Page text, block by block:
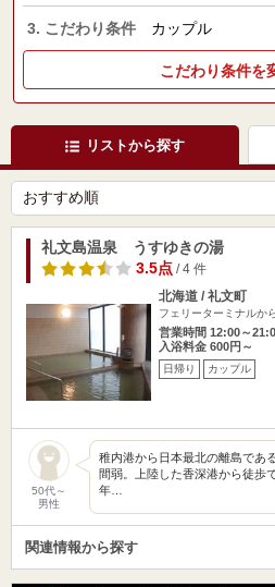
3. こだわり条件 カップル
こだわり条件を
リストから探す
礼文島温泉 うすゆきの湯
3.5点/ 4 件
北海道 / 礼文町
フェリーターミナルか
営業時間 12:00～
入浴料金 600円～
日帰り カップル
50代～
男性
稚内港から日本最北の離島であ
間弱。上陸した香深港から徒歩
年…
関連情報から探す